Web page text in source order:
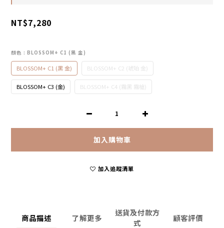
NT$7,280
顏色 : BLOSSOM+ C1 (黑 金)
BLOSSOM+ C1 (黑 金) BLOSSOM+ C2 (琥珀 金)
BLOSSOM+ C3 (金) BLOSSOM+ C4 (霧黑 霧槍)
加入購物車
加入追蹤清單
商品描述 了解更多
送貨及付款方
式
顧客評價